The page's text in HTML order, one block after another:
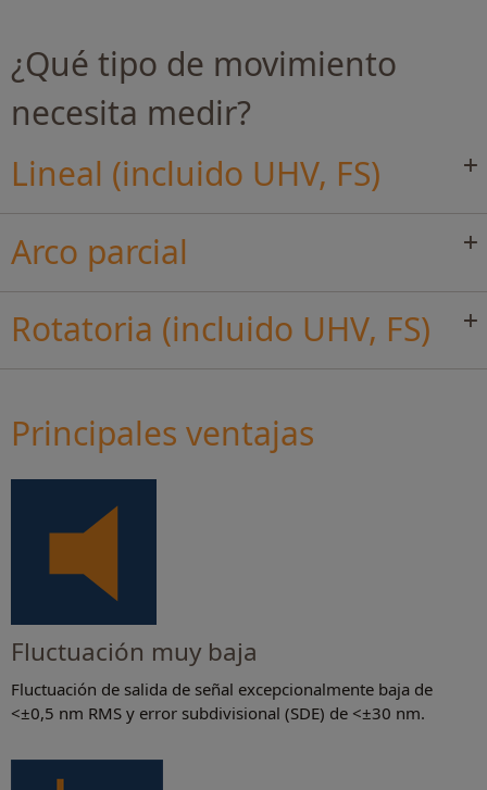
¿Qué tipo de movimiento
necesita medir?
Lineal (incluido UHV, FS)
Arco parcial
Rotatoria (incluido UHV, FS)
Principales ventajas
Fluctuación muy baja
Fluctuación de salida de señal excepcionalmente baja de
<±0,5 nm RMS y error subdivisional (SDE) de <±30 nm.